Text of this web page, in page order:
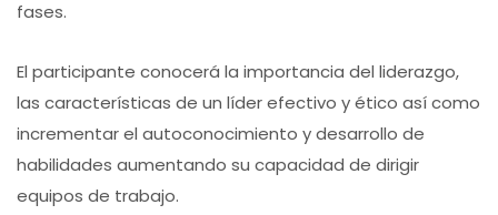
fases.
El participante conocerá la importancia del liderazgo,
las características de un líder efectivo y ético así como
incrementar el autoconocimiento y desarrollo de
habilidades aumentando su capacidad de dirigir
equipos de trabajo.